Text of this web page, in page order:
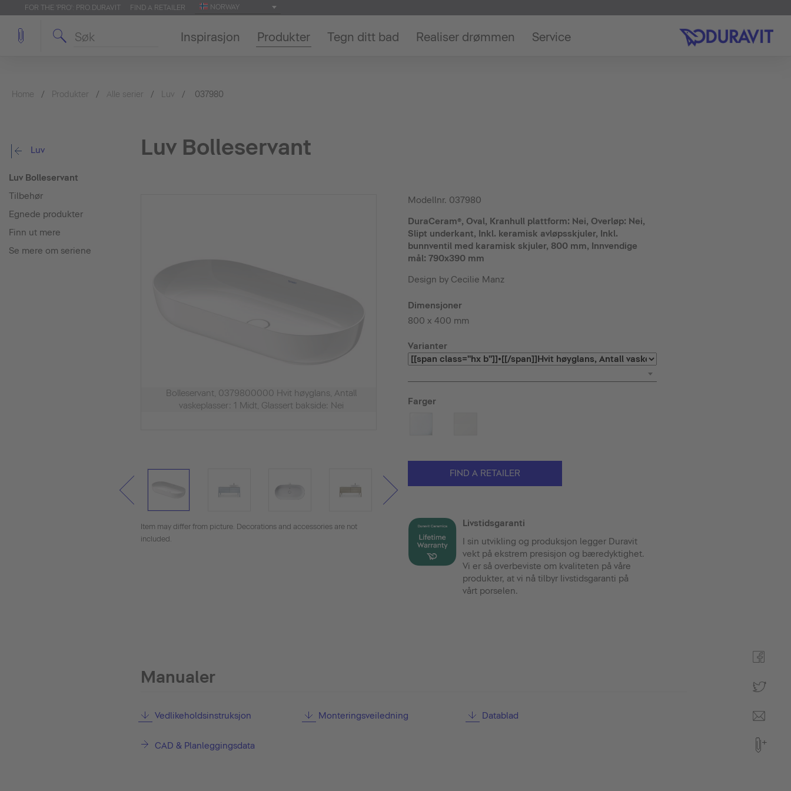
FOR THE 'PRO': PRO.DURAVIT FIND A RETAILER NORWAY
Inspirasjon Produkter Tegn ditt bad Realiser drømmen Service
Home Produkter Alle serier Luv 037980
Luv
Luv Bolleservant
Tilbehør
Egnede produkter
Finn ut mere
Se mere om seriene
Luv Bolleservant
Bolleservant, 0379800000 Hvit høyglans, Antall
vaskeplasser: 1 Midt, Glassert bakside: Nei
Item may differ from picture. Decorations and accessories are not
included.
Modellnr. 037980
DuraCeram®, Oval, Kranhull plattform: Nei, Overløp: Nei,
Slipt underkant, Inkl. keramisk avløpsskjuler, Inkl.
bunnventil med karamisk skjuler, 800 mm, Innvendige
mål: 790x390 mm
Design by Cecilie Manz
Dimensjoner
800 x 400 mm
Varianter
Farger
FIND A RETAILER
Livstidsgaranti
I sin utvikling og produksjon legger Duravit
vekt på ekstrem presisjon og bæredyktighet.
Vi er så overbeviste om kvaliteten på våre
produkter, at vi nå tilbyr livstidsgaranti på
vårt porselen.
Manualer
Vedlikeholdsinstruksjon Monteringsveiledning Datablad
CAD & Planleggingsdata